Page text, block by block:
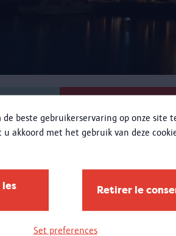
beste gebruikerservaring op onze site
akkoord met het gebruik van deze
Retirer le
Set preferences